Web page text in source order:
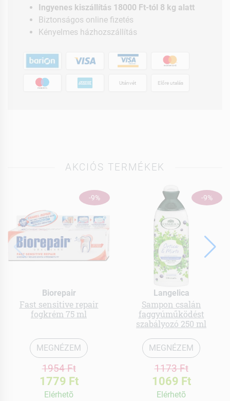
Ingyenes kiszállítás 18000 Ft-tól 8 kg alatt
Biztonságos online fizetés
Kényelmes házhozszállítás
Utánvét Előre utalás
AKCIÓS TERMÉKEK
-9%
Biorepair
Fast sensitive repair
fogkrém 75 ml
MEGNÉZEM
1954 Ft
1779 Ft
Elérhetõ
-9%
Langelica
Sampon csalán
faggyúműködést
szabályozó 250 ml
MEGNÉZEM
1173 Ft
1069 Ft
Elérhetõ